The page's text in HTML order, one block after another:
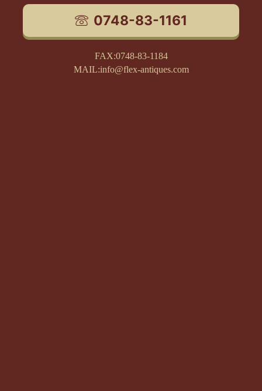
0748-83-1161
FAX:0748-83-1184
MAIL:info@flex-antiques.com